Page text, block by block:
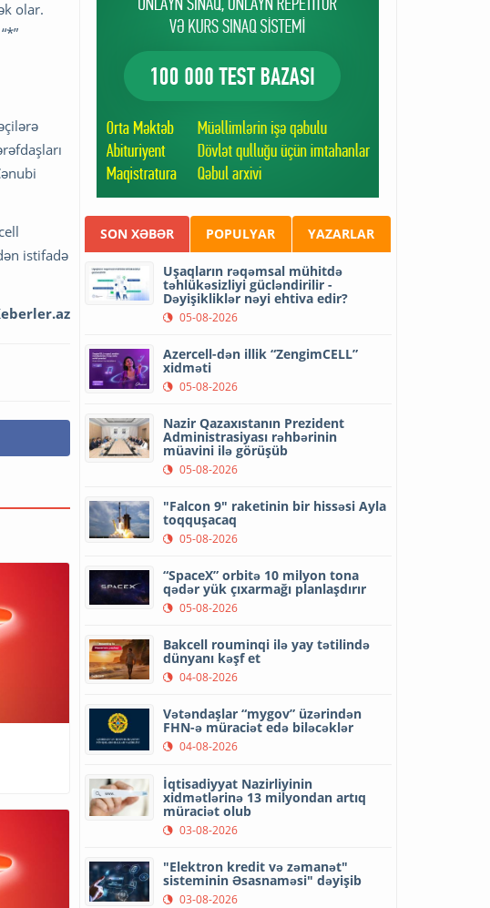
olar.
istifadə
SON XƏBƏR POPULYAR YAZARLAR
Uşaqların rəqəmsal mühitdə
təhlükəsizliyi gücləndirilir -
Dəyişikliklər nəyi ehtiva edir?
05-08-2026
Azercell-dən illik “ZengimCELL”
xidməti
05-08-2026
Nazir Qazaxıstanın Prezident
Administrasiyası rəhbərinin
müavini ilə görüşüb
05-08-2026
"Falcon 9" raketinin bir hissəsi Ayla
toqquşacaq
05-08-2026
“SpaceX” orbitə 10 milyon tona
qədər yük çıxarmağı planlaşdırır
05-08-2026
Bakcell rouminqi ilə yay tətilində
dünyanı kəşf et
04-08-2026
Vətəndaşlar “mygov” üzərindən
FHN-ə müraciət edə biləcəklər
04-08-2026
İqtisadiyyat Nazirliyinin
xidmətlərinə 13 milyondan artıq
müraciət olub
03-08-2026
"Elektron kredit və zəmanət"
sisteminin Əsasnaməsi" dəyişib
03-08-2026